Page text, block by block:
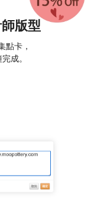
版型
點卡，
成。